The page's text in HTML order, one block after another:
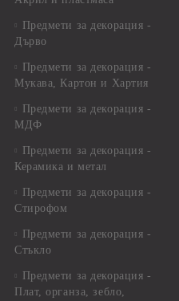
Предмети за декорация -
Дърво
Предмети за декорация -
Мукава, Картон и Хартия
Предмети за декорация -
МДФ
Предмети за декорация -
Керамика и метал
Предмети за декорация -
Стирофом
Предмети за декорация -
Стъкло
Предмети за декорация -
Плат, органза, зебло,